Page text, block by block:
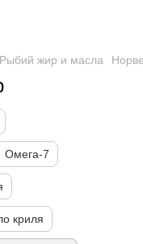
Рыбий жир и масла
Омега-7
криля